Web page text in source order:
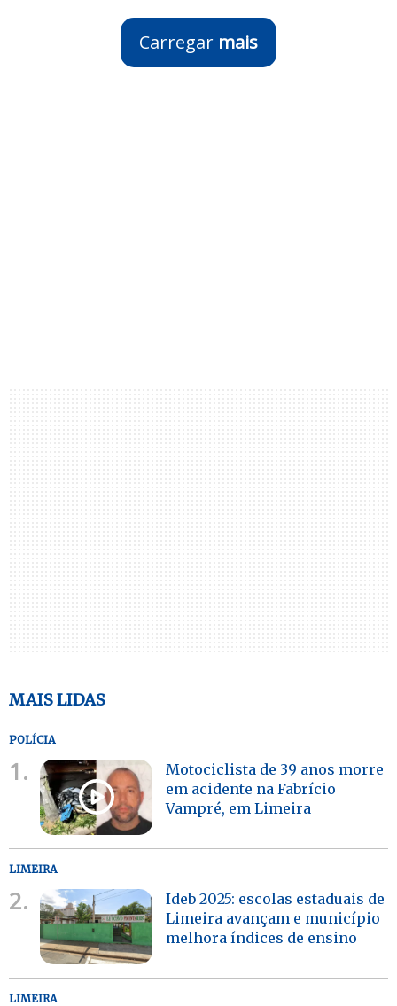
Carregar mais
MAIS LIDAS
POLÍCIA
1.
Motociclista de 39 anos morre
em acidente na Fabrício
Vampré, em Limeira
LIMEIRA
2.
Ideb 2025: escolas estaduais de
Limeira avançam e município
melhora índices de ensino
LIMEIRA